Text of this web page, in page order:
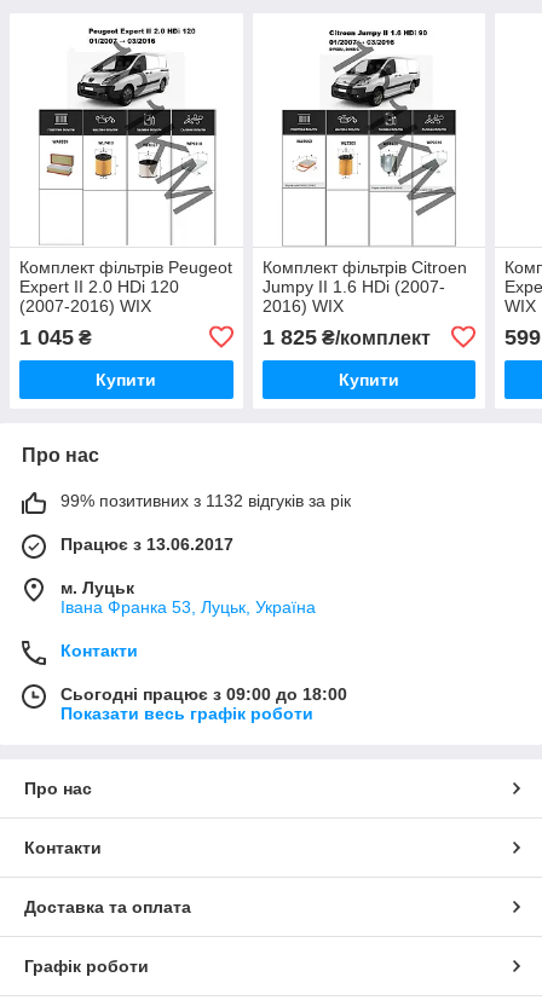
Комплект фільтрів Peugeot
Expert II 2.0 HDi 120
(2007-2016) WIX
1 045 ₴
Купити
Комплект фільтрів Citroen
Jumpy II 1.6 HDi (2007-
2016) WIX
1 825₴/комплект
Купити
WIX
599
Про нас
99% позитивних з 1132 відгуків за рік
Працює з 13.06.2017
м. Луцьк
Івана Франка 53, Луцьк, Україна
Контакти
Сьогодні працює з 09:00 до 18:00
Показати весь графік роботи
Про нас
Контакти
Доставка та оплата
Графік роботи